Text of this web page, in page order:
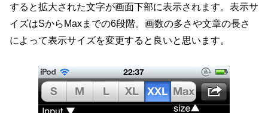
すると拡大された文字が画面下部に表示されます。表示サ
イズはSからMaxまでの6段階。画数の多さや文章の長さ
によって表示サイズを変更すると良いと思います。